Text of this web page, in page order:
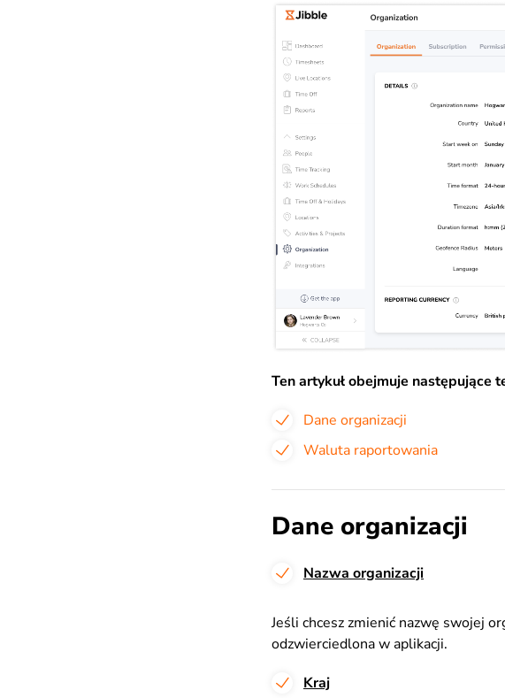
Ten artykuł obejmuje następujące
Dane organizacji
Waluta raportowania
Dane organizacji
Nazwa organizacji
Jeśli chcesz zmienić nazwę swojej
odzwierciedlona w aplikacji.
Kraj